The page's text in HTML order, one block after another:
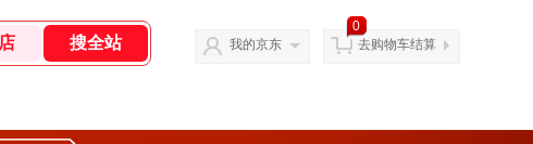
我的京东
0
去购物车结算